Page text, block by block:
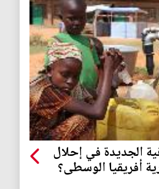
الجديدة في إحلال
أفريقيا الوسطى؟